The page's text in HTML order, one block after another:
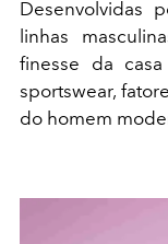
Desenvolvidas
linhas
finesse da
sportswear,
do homem